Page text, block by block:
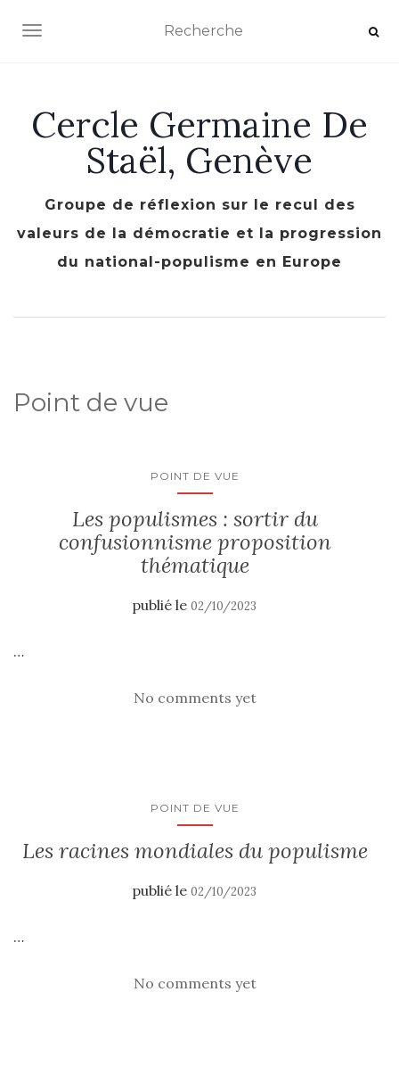
AFFICHER/MASQUER LA NAVIGATION
Cercle Germaine De
Staël, Genève
Groupe de réflexion sur le recul des
valeurs de la démocratie et la progression
du national-populisme en Europe
Point de vue
POINT DE VUE
Les populismes : sortir du
confusionnisme proposition
thématique
publié le 02/10/2023
…
No comments yet
POINT DE VUE
Les racines mondiales du populisme
publié le 02/10/2023
…
No comments yet